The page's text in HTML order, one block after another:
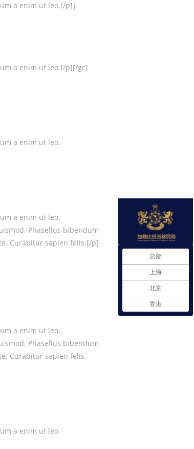
a enim ut leo.[/p]|
a enim ut leo.[/p][/gc]
a enim ut leo.
a enim ut leo.
Phasellus bibendum
Curabitur sapien felis.[/p]
a enim ut leo.
Phasellus bibendum
Curabitur sapien felis.
a enim ut leo.
总部
上海
北京
香港